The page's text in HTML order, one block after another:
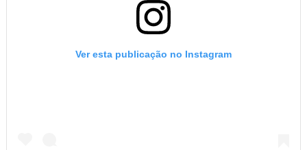
Ver esta publicação no Instagram